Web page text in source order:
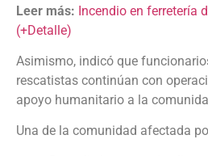
Leer más: Incendio en ferretería
(+Detalle)
Asimismo, indicó que
rescatistas continúan con
apoyo humanitario a la
Una de la comunidad afectada